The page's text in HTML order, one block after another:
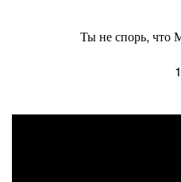
Ты не спорь, что
1